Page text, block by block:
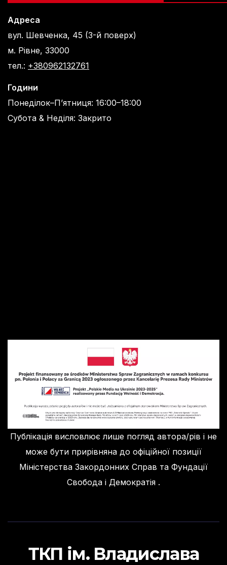
Адреса
вул. Шевченка, 45 (3-й поверх)
м. Рівне, 33000
тел.: +380962132761
Години
Понеділок–П’ятниця: 16:00–18:00
Субота & Неділя: Закрито
Публікація висловлює лише погляд автора/рів і не
може бути прирівняна до офіційної позиції
Міністерства Закордонних Справ та Фундації
Свобода і Демократія .
ТКП ім. Владислава